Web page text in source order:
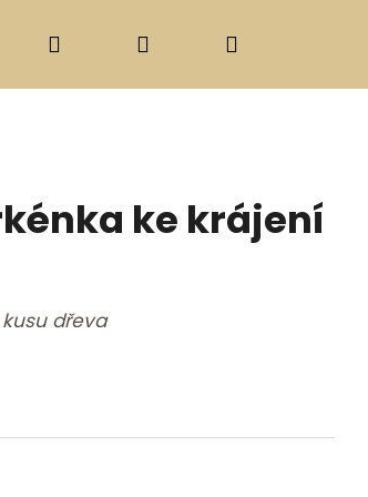
Ostatní Dárkové poukazy
Přihlášení
ke krájení
dřeva